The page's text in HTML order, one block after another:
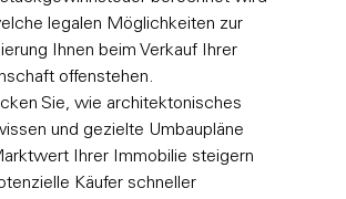
legalen Möglichkeiten zur
Ihnen beim Verkauf Ihrer
offenstehen.
Sie, wie architektonisches
und gezielte Umbaupläne
Ihrer Immobilie steigern
Käufer schneller